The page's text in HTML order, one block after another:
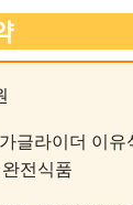
글라이더 이유
완전식품